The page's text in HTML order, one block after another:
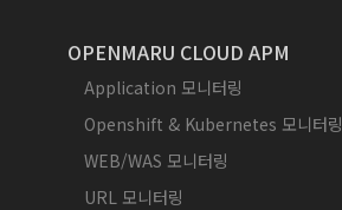
OPENMARU CLOUD APM
Application 모니터링
Openshift & Kubernetes 모니터링
WEB/WAS 모니터링
URL 모니터링